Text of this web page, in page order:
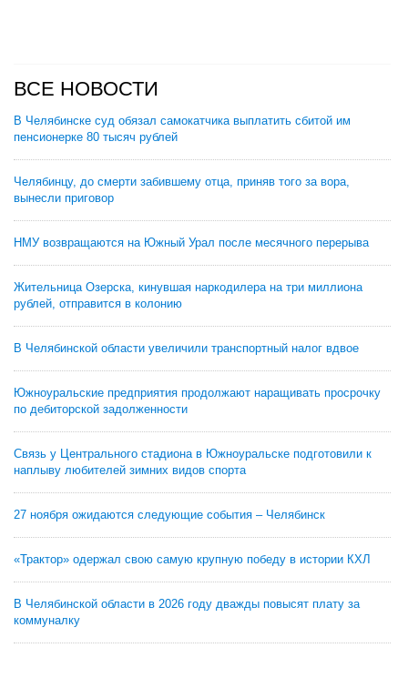
ВСЕ НОВОСТИ
В Челябинске суд обязал самокатчика выплатить сбитой им
пенсионерке 80 тысяч рублей
Челябинцу, до смерти забившему отца, приняв того за вора,
вынесли приговор
НМУ возвращаются на Южный Урал после месячного перерыва
Жительница Озерска, кинувшая наркодилера на три миллиона
рублей, отправится в колонию
В Челябинской области увеличили транспортный налог вдвое
Южноуральские предприятия продолжают наращивать просрочку
по дебиторской задолженности
Связь у Центрального стадиона в Южноуральске подготовили к
наплыву любителей зимних видов спорта
27 ноября ожидаются следующие события – Челябинск
«Трактор» одержал свою самую крупную победу в истории КХЛ
В Челябинской области в 2026 году дважды повысят плату за
коммуналку